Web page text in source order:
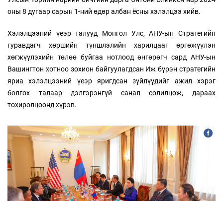
оны 8 дугаар сарын 1-ний өдөр албан ёсны хэлэлцээ хийв.
Хэлэлцээний үеэр талууд Монгол Улс, АНУ-ын Стратегийн
гуравдагч хөршийн түншлэлийн харилцааг өргөжүүлэн
хөгжүүлэхийн төлөө буйгаа нотлоод өнгөрөгч сард АНУ-ын
Вашингтон хотноо зохион байгуулагдсан Иж бүрэн стратегийн
яриа хэлэлцээний үеэр яригдсан зүйлүүдийг ажил хэрэг
болгох талаар дэлгэрэнгүй санал солилцож, дараах
тохиролцоонд хүрэв.